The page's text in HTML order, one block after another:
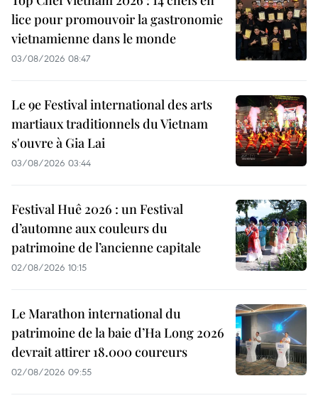
lice pour promouvoir la gastronomie
vietnamienne dans le monde
03/08/2026 08:47
Le 9e Festival international des arts
martiaux traditionnels du Vietnam
s'ouvre à Gia Lai
03/08/2026 03:44
Festival Huê 2026 : un Festival
d’automne aux couleurs du
patrimoine de l’ancienne capitale
02/08/2026 10:15
Le Marathon international du
patrimoine de la baie d’Ha Long 2026
devrait attirer 18.000 coureurs
02/08/2026 09:55